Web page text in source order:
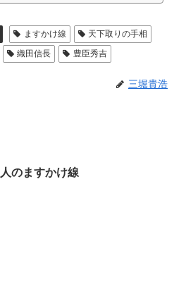
法則を教えてもらったときに、人生で起こることには、想像
ますかけ線
天下取りの手相
織田信長 豊臣秀吉
三堀貴浩
のますかけ線